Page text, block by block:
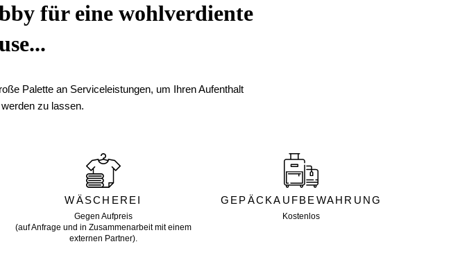
für eine wohlverdiente
Palette an Serviceleistungen, um Ihren Aufenthalt
zu lassen.
WÄSCHEREI
Gegen Aufpreis
(auf Anfrage und in Zusammenarbeit mit einem
externen Partner).
GEPÄCKAUFBEWAHRUNG
Kostenlos